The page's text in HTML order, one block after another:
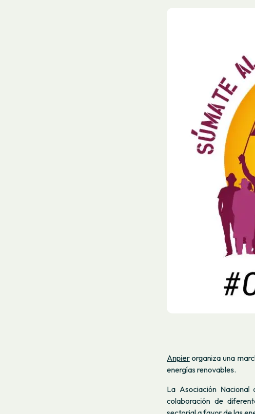
Anpier organiza una
energías renovables.
La Asociación
colaboración de